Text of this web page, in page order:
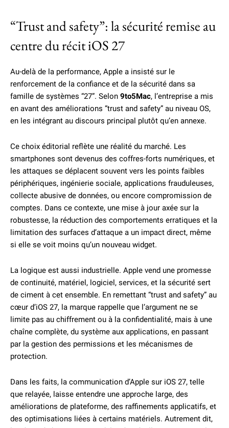
“Trust and safety”: la sécurité remise au
centre du récit iOS 27
Au-delà de la performance, Apple a insisté sur le
renforcement de la confiance et de la sécurité dans sa
famille de systèmes “27”. Selon 9to5Mac, l’entreprise a mis
en avant des améliorations “trust and safety” au niveau OS,
en les intégrant au discours principal plutôt qu’en annexe.
Ce choix éditorial reflète une réalité du marché. Les
smartphones sont devenus des coffres-forts numériques, et
les attaques se déplacent souvent vers les points faibles
périphériques, ingénierie sociale, applications frauduleuses,
collecte abusive de données, ou encore compromission de
comptes. Dans ce contexte, une mise à jour axée sur la
robustesse, la réduction des comportements erratiques et la
limitation des surfaces d’attaque a un impact direct, même
si elle se voit moins qu’un nouveau widget.
La logique est aussi industrielle. Apple vend une promesse
de continuité, matériel, logiciel, services, et la sécurité sert
de ciment à cet ensemble. En remettant “trust and safety” au
cœur d’iOS 27, la marque rappelle que l’argument ne se
limite pas au chiffrement ou à la confidentialité, mais à une
chaîne complète, du système aux applications, en passant
par la gestion des permissions et les mécanismes de
protection.
Dans les faits, la communication d’Apple sur iOS 27, telle
que relayée, laisse entendre une approche large, des
améliorations de plateforme, des raffinements applicatifs, et
des optimisations liées à certains matériels. Autrement dit,